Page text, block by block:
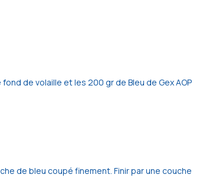
de volaille et les 200 gr de Bleu de Gex AOP
de bleu coupé finement. Finir par une couche